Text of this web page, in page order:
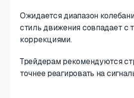
Ожидается диапазон
стиль движения совпадает с
коррекциями.
Трейдерам рекомендуются
точнее реагировать на